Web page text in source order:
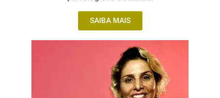
SAIBA MAIS